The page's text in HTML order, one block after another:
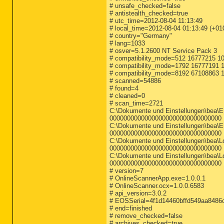
========== System
"DisableSR" = 0
"Start" = 0
"Start" = 2
========== Firewall
"EnableFirewall" = 0
"DoNotAllowExceptions" =
"1900:UDP" =
"2869:TCP" =
========== Authorized
MOD - C:\Dokumente und
MOD - C:\Dokumente und
MOD - C:\Dokumente und
MOD - C:\Dokumente und
MOD - C:\Dokumente und
MOD - C:\Dokumente und
MOD -
MOD -
MOD -
MOD -
MOD -
MOD -
MOD -
MOD -
MOD -
MOD -
MOD -
MOD -
========== Win32
SRV -
SRV -
SRV - (MBAMService) --
SRV - (Lavasoft Ad-
SRV -
SRV - (AntiVirService) --
SRV -
# unsafe_checked=false
# antistealth_checked=true
# utc_time=2012-08-04 11:13:49
# local_time=2012-08-04 01:13:49
# country="Germany"
# lang=1033
# osver=5.1.2600 NT Service Pack 3
# compatibility_mode=512 16777215
# compatibility_mode=1792 16777191
# compatibility_mode=8192 67108863
# scanned=54886
# found=4
# cleaned=0
# scan_time=2721
C:\Dokumente und
00000000000000000000000000000000 I
C:\Dokumente und
00000000000000000000000000000000 I
C:\Dokumente und
00000000000000000000000000000000 I
C:\Dokumente und
00000000000000000000000000000000 I
# version=7
# OnlineScannerApp.exe=1.0.0.1
# OnlineScanner.ocx=1.0.0.6583
# api_version=3.0.2
#
# end=finished
# remove_checked=false